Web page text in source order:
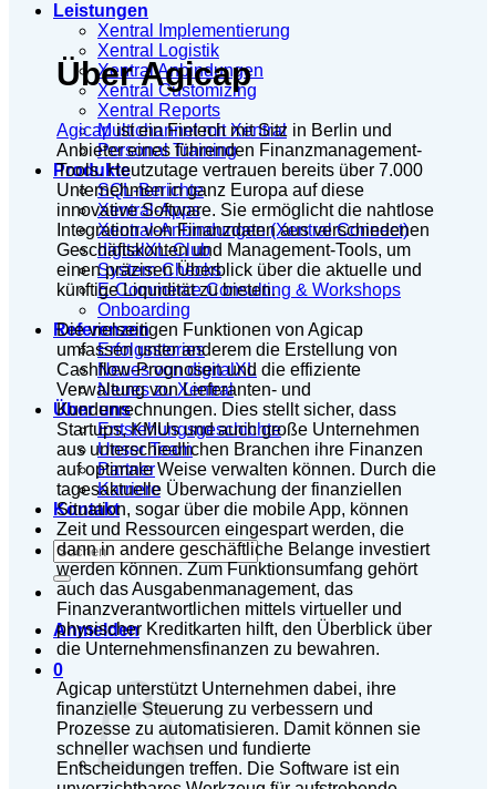
Leistungen
Xentral Implementierung
Xentral Logistik
Xentral Anbindungen
Xentral Customizing
Xentral Reports
Multichannel mit Xentral
Personal Training
Produkte
SQL-Berichte
Xentral-Apps
Xentral-Anbindungen (Xentral Connect)
digitalXL-Club
System-Checks
E-Commerce Consulting & Workshops
Onboarding
Referenzen
Erfolgsstories
Neues von digitalXL
Neues zu Xentral
Über uns
Entstehungsgeschichte
Unser Team
Partner
Karriere
Kontakt
Suchen
nach:
Anmelden
0
Über Agicap
Agicapist ein Fintech mit Sitz in Berlin und
Anbieter eines führenden Finanzmanagement-
Tools. Heutzutage vertrauen bereits über 7.000
Unternehmen in ganz Europa auf diese
innovative Software. Sie ermöglicht die nahtlose
Integration von Finanzdaten aus verschiedenen
Geschäftskonten und Management-Tools, um
einen präzisen Überblick über die aktuelle und
künftige Liquidität zu bieten.
Die vielseitigen Funktionen von Agicap
umfassen unter anderem die Erstellung von
Cashflow-Prognosen und die effiziente
Verwaltung von Lieferanten- und
Kundenrechnungen. Dies stellt sicher, dass
Startups, KMUs und auch große Unternehmen
aus unterschiedlichen Branchen ihre Finanzen
auf optimale Weise verwalten können. Durch die
tagesaktuelle Überwachung der finanziellen
Situation, sogar über die mobile App, können
Zeit und Ressourcen eingespart werden, die
dann in andere geschäftliche Belange investiert
werden können. Zum Funktionsumfang gehört
auch das Ausgabenmanagement, das
Finanzverantwortlichen mittels virtueller und
physischer Kreditkarten hilft, den Überblick über
die Unternehmensfinanzen zu bewahren.
Agicap unterstützt Unternehmen dabei, ihre
finanzielle Steuerung zu verbessern und
Prozesse zu automatisieren. Damit können sie
schneller wachsen und fundierte
Entscheidungen treffen. Die Software ist ein